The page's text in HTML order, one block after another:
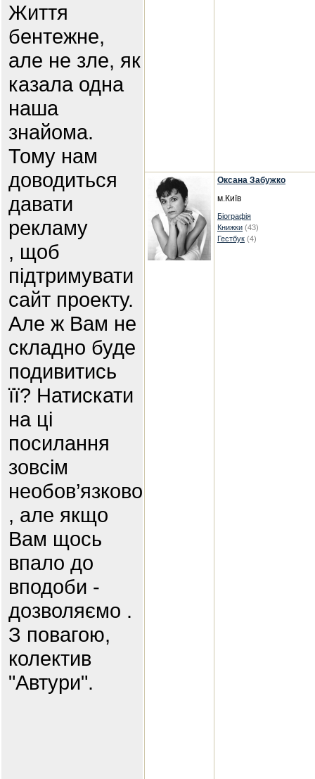
Життя
бентежне,
але не зле, як
казала одна
наша
знайома.
Тому нам
доводиться
давати
рекламу
, щоб
підтримувати
сайт проекту.
Але ж Вам не
складно буде
подивитись
її? Натискати
на ці
посилання
зовсім
необов’язково
, але якщо
Вам щось
впало до
вподоби -
дозволяємо .
З повагою,
колектив
"Автури".
Оксана Забужко
м.Київ
Біографія
Книжки (43)
Гестбук (4)